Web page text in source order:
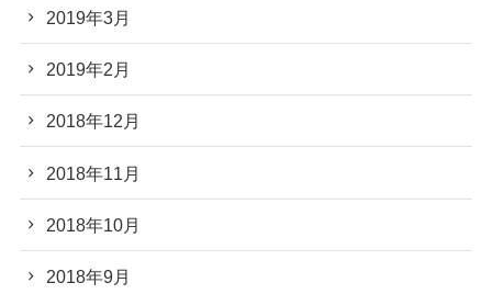
2019年3月
2019年2月
2018年12月
2018年11月
2018年10月
2018年9月